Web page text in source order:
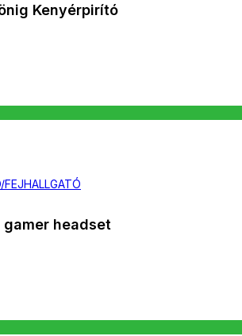
Kenyérpirító
FEJHALLGATÓ
gamer headset